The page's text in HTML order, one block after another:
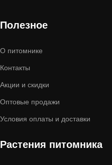
Полезное
О питомнике
Контакты
Акции и скидки
Оптовые продажи
Условия оплаты и доставки
Растения питомника